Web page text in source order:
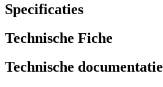
Specificaties
Technische Fiche
Technische documentatie